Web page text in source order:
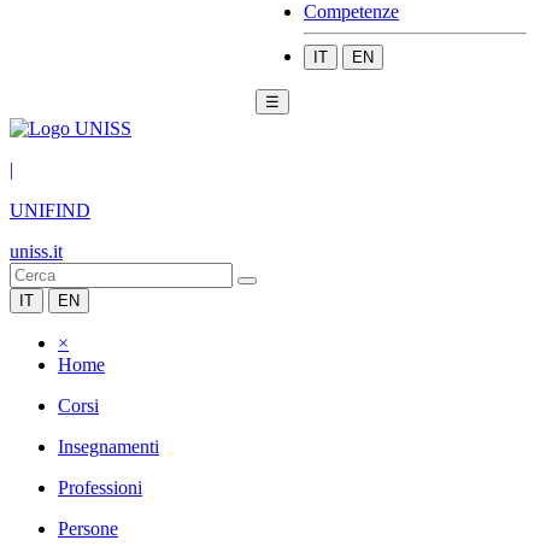
Competenze
IT EN
☰
|
UNIFIND
uniss.it
IT EN
×
Home
Corsi
Insegnamenti
Professioni
Persone